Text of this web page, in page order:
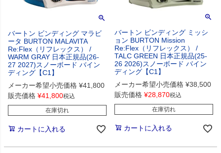
バートン ビンディング マラビ
ータ BURTON MALAVITA
Re:Flex（リフレックス） /
WARM GRAY 日本正規品(26-
27 2027)スノーボード バイン
ディング【C1】
メーカー希望小売価格 ¥41,800
販売価格 ¥41,800税込
在庫切れ
カートに入れる
バートン ビンディング ミッシ
ョン BURTON Mission
Re:Flex（リフレックス） /
TALC GREEN 日本正規品(25-
26 2026)スノーボード バイン
ディング【C1】
メーカー希望小売価格 ¥38,500
販売価格 ¥28,870税込
在庫切れ
カートに入れる